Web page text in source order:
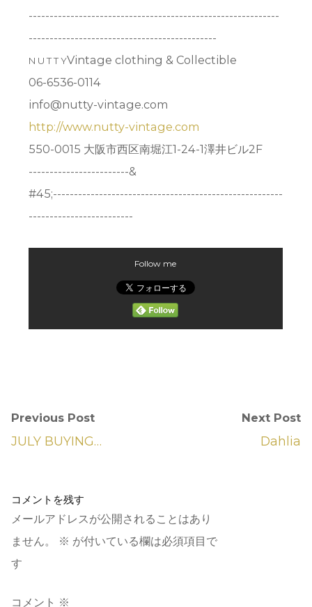
------------------------------------------------------------
---------------------------------------------
N U T T YVintage clothing & Collectible
06-6536-0114
info@nutty-vintage.com
http://www.nutty-vintage.com
550-0015 大阪市西区南堀江1-24-1澤井ビル2F
------------------------&
#45;-------------------------------------------------------
-------------------------
Follow me
Previous Post
JULY BUYING…
Next Post
Dahlia
コメントを残す
メールアドレスが公開されることはあり
ません。
※ が付いている欄は必須項目で
す
コメント ※